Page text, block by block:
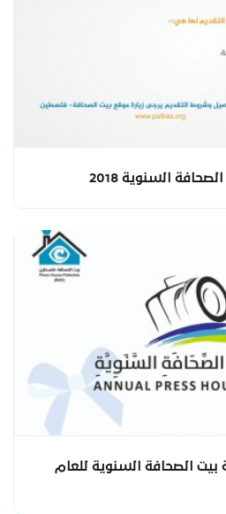
السنوية 2018
بيت الصحافة السنوية للعام